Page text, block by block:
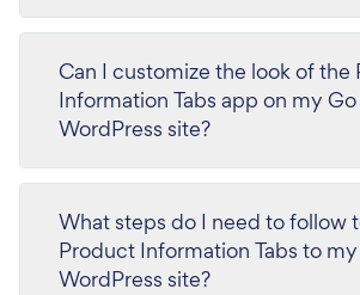
Can I customize the look of the
Information Tabs app on my
WordPress site?
What steps do I need to follow
Product Information Tabs to
WordPress site?